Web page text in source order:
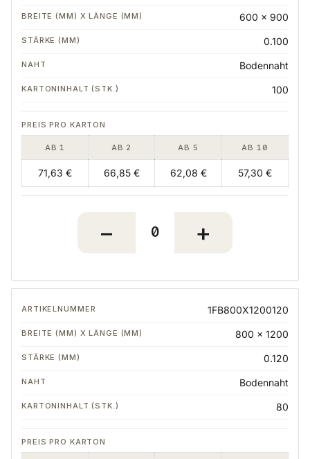
600 x 900
0.100
Bodennaht
100
AB 1 AB 2 AB 5 AB 10
71,63 € 66,85 € 62,08 € 57,30 €
1FB800X1200120
800 x 1200
0.120
Bodennaht
80